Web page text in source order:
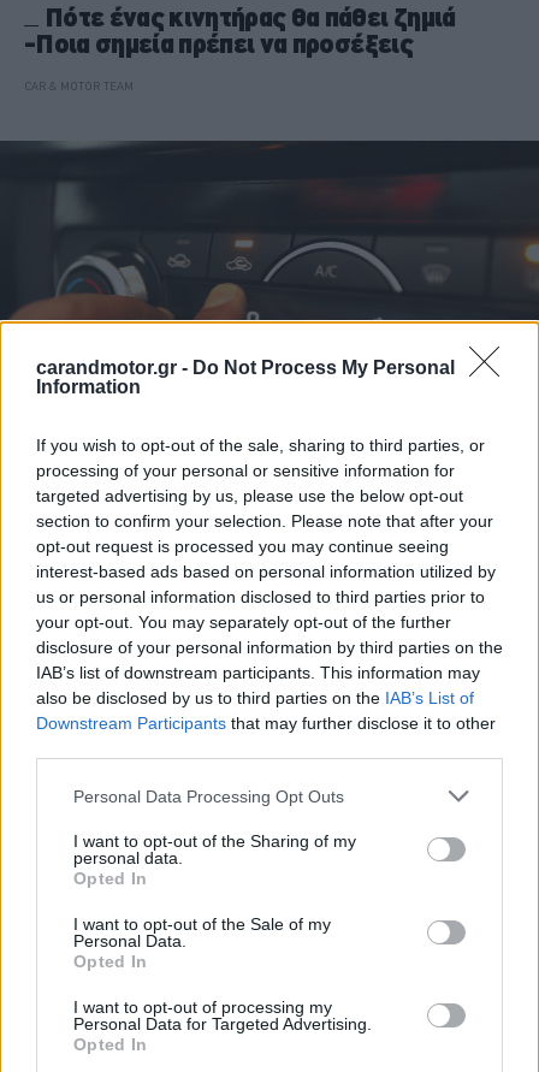
carandmotor.gr - Do Not Process My Personal
Information
If you wish to opt-out of the sale, sharing to third parties, or
processing of your personal or sensitive information for
targeted advertising by us, please use the below opt-out
section to confirm your selection. Please note that after your
opt-out request is processed you may continue seeing
interest-based ads based on personal information utilized by
us or personal information disclosed to third parties prior to
your opt-out. You may separately opt-out of the further
disclosure of your personal information by third parties on the
IAB’s list of downstream participants. This information may
also be disclosed by us to third parties on the IAB’s List of
Downstream Participants that may further disclose it to other
Please note that this website/app uses one or more Google
not limited to your visit or usage behaviour. You may click to
grant or deny consent to Google and its third-party tags to
use your data for below specified purposes in below Google
consent section.
Personal Data Processing Opt Outs
I want to opt-out of the Sharing of my
personal data.
Opted In
I want to opt-out of the Sale of my
Personal Data.
Opted In
I want to opt-out of processing my
Personal Data for Targeted Advertising.
Opted In
Πότε ένας κινητήρας θα πάθει ζημιά
-Ποια σημεία πρέπει να προσέξεις
CAR & MOTOR TEAM
ΙΔΙΟΚΤΗΣΙΑ
Η άγνωστη λειτουργία που κρύβει το
κουμπί ανακύκλωσης αέρα στο αυτοκίνητο
Με αυτό το κόλπο θα δροσίσεις το
αυτοκίνητό σου μέσα σε 1 λεπτό